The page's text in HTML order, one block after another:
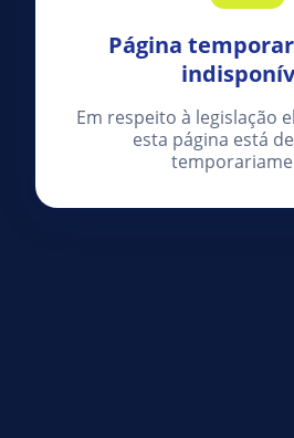
Página
Em respeito à legislação
esta página está